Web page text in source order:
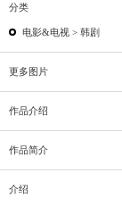
分类
电影&电视 > 韩剧
更多图片
作品介绍
作品简介
介绍